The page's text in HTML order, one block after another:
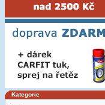
Kategorie